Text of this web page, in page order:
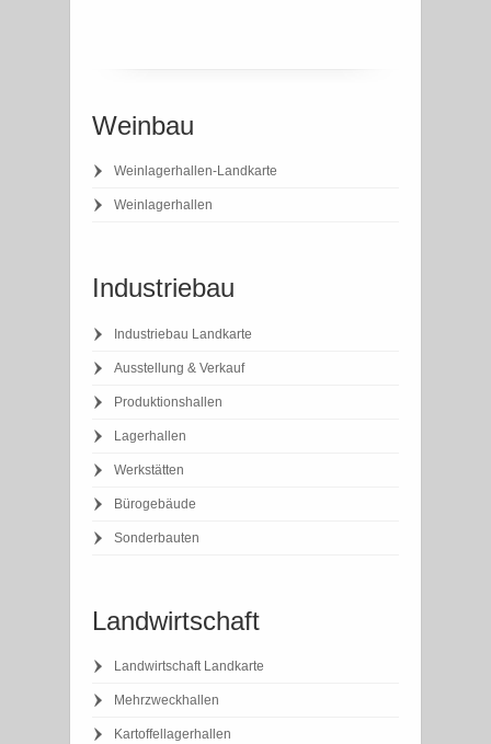
Weinbau
Weinlagerhallen-Landkarte
Weinlagerhallen
Industriebau
Industriebau Landkarte
Ausstellung & Verkauf
Produktionshallen
Lagerhallen
Werkstätten
Bürogebäude
Sonderbauten
Landwirtschaft
Landwirtschaft Landkarte
Mehrzweckhallen
Kartoffellagerhallen